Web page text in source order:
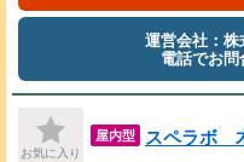
運営会社：
電話でお問
お気に入り
屋内型 スペラボ